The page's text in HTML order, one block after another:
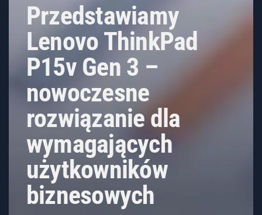
Przedstawiamy
Lenovo ThinkPad
P15v Gen 3 –
nowoczesne
rozwiązanie dla
wymagających
użytkowników
biznesowych